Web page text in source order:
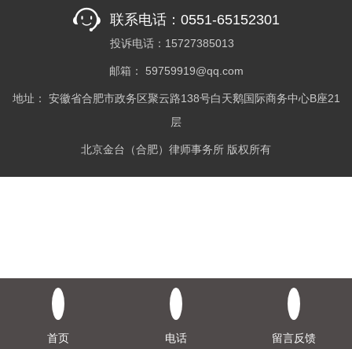
联系电话：0551-65152301
投诉电话：15727385013
邮箱： 59759919@qq.com
地址： 安徽省合肥市政务区聚云路138号白天鹅国际商务中心B座21
层
北京金台（合肥）律师事务所 版权所有
首页 电话 留言反馈